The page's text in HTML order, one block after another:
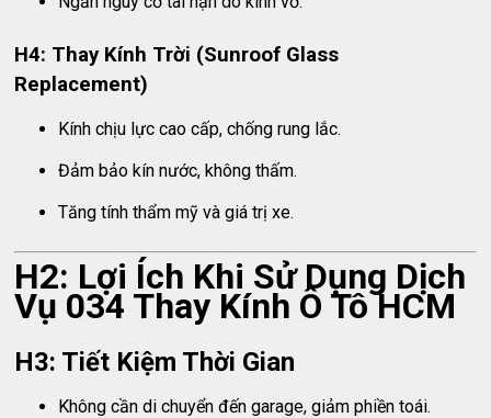
H4: Thay Kính Trời (Sunroof Glass
Replacement)
Kính chịu lực cao cấp, chống rung lắc.
Đảm bảo kín nước, không thấm.
Tăng tính thẩm mỹ và giá trị xe.
H2: Lợi Ích Khi Sử Dụng Dịch
Vụ 034 Thay Kính Ô Tô HCM
H3: Tiết Kiệm Thời Gian
Không cần di chuyển đến garage, giảm phiền toái.